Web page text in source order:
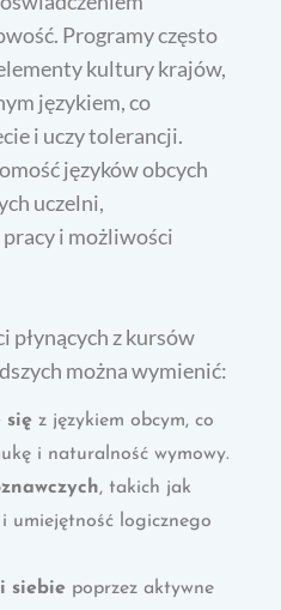
Programy często
kultury krajów,
językiem, co
i uczy tolerancji.
języków obcych
uczelni,
i możliwości
płynących z kursów
można wymienić:
się z językiem obcym, co
i naturalność wymowy.
, takich jak
umiejętność logicznego
siebie poprzez aktywne